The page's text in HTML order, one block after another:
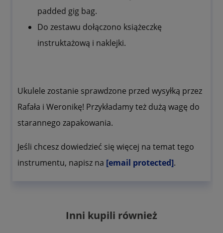
padded gig bag.
Do zestawu dołączono książeczkę
instruktażową i naklejki.
Ukulele zostanie sprawdzone przed wysyłką przez
Rafała i Weronikę! Przykładamy też dużą wagę do
starannego zapakowania.
Jeśli chcesz dowiedzieć się więcej na temat tego
instrumentu, napisz na [email protected].
Inni kupili również